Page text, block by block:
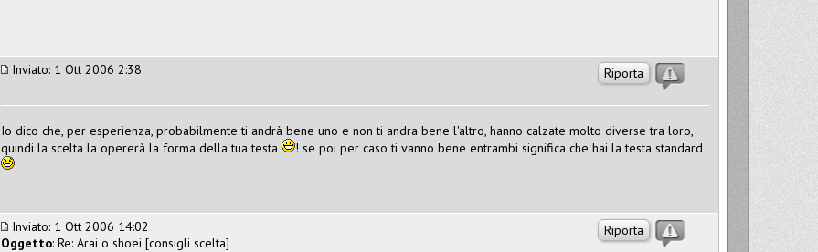
Riporta
Inviato: 1 Ott 2006 2:38
Io dico che, per esperienza, probabilmente ti andrà bene uno e non ti andra bene l'altro, hanno calzate molto diverse tra loro,
quindi la scelta la opererà la forma della tua testa
! se poi per caso ti vanno bene entrambi significa che hai la testa standard
Riporta
Inviato: 1 Ott 2006 14:02
Oggetto: Re: Arai o shoei [consigli scelta]